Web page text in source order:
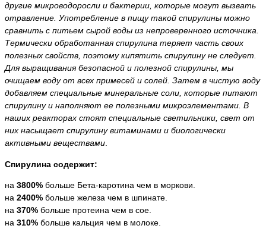
другие микроводоросли и бактерии, которые могут вызвать
отравление. Употребление в пищу такой спирулины можно
сравнить с питьем сырой воды из непроверенного источника.
Термически обработанная спирулина теряет часть своих
полезных свойств, поэтому кипятить спирулину не следует.
Для выращивания безопасной и полезной спирулины, мы
очищаем воду от всех примесей и солей. Затем в чистую воду
добавляем специальные минеральные соли, которые питают
спирулину и наполняют ее полезными микроэлементами. В
наших реакторах стоят специальные светильники, свет от
них насыщает спирулину витаминами и биологически
активными веществами.
Спирулина содержит:
на 3800% больше Бета-каротина чем в моркови.
на 2400% больше железа чем в шпинате.
на 370% больше протеина чем в сое.
на 310% больше кальция чем в молоке.